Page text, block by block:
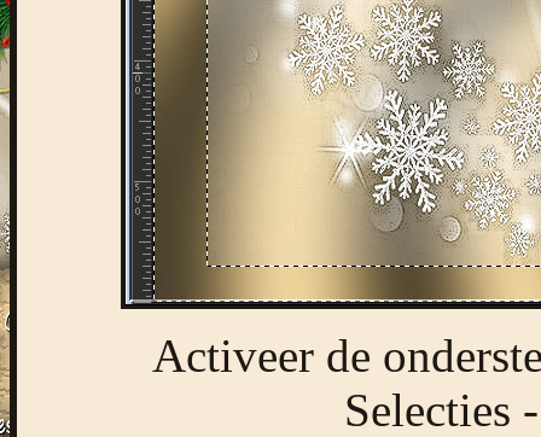
Activeer de
Selecties